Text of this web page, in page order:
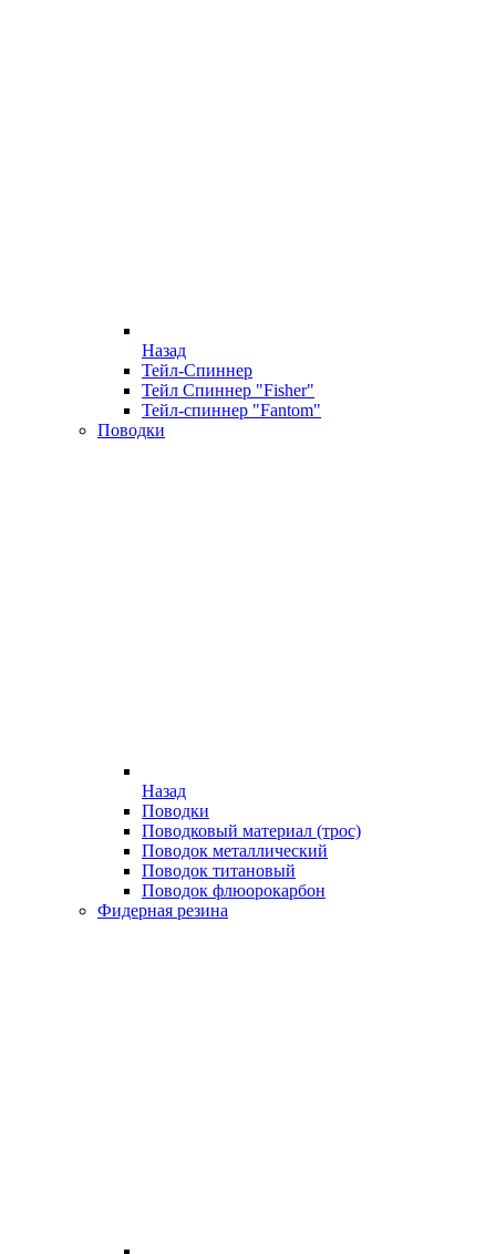
Назад
Тейл-Спиннер
Тейл Спиннер "Fisher"
Тейл-спиннер "Fantom"
Поводки
Назад
Поводки
Поводковый материал (трос)
Поводок металлический
Поводок титановый
Поводок флюорокарбон
Фидерная резина